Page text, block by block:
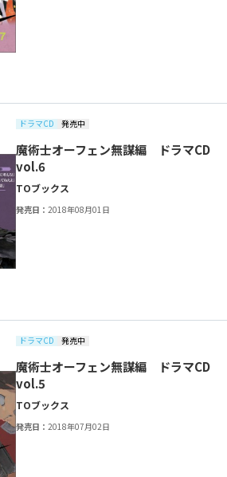
ドラマCD 発売中
魔術士オーフェン無謀編 ドラマCD
vol.6
TOブックス
発売日：2018年08月01日
ドラマCD 発売中
魔術士オーフェン無謀編 ドラマCD
vol.5
TOブックス
発売日：2018年07月02日